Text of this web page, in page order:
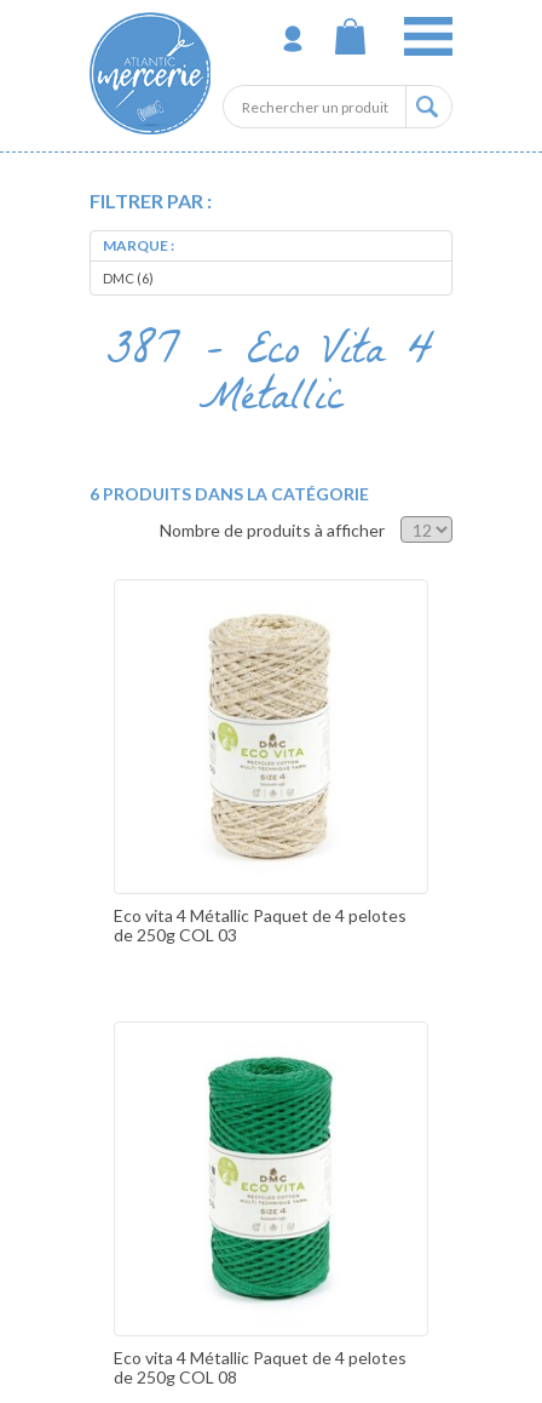
FILTRER PAR :
MARQUE :
DMC (6)
387 - Eco Vita 4
Métallic
6 PRODUITS DANS LA CATÉGORIE
Nombre de produits à afficher
Eco vita 4 Métallic Paquet de 4 pelotes
de 250g COL 03
Eco vita 4 Métallic Paquet de 4 pelotes
de 250g COL 08